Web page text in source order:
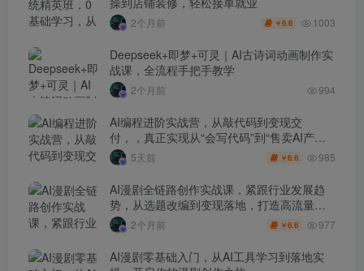
2个月前 ￥6.6 1003
Deepseek+即梦+可灵｜AI古诗词动画制作实
战课，全流程手把手教学
2个月前 994
AI编程进阶实战营，从敲代码到变现交
付，，真正实现从“会写代码”到“售卖AI产品
盈利”的跨越
5天前 ￥6.6 985
AI漫剧全链路创作实战课，紧跟行业发展趋
势，从选题改编到变现落地，打造高流量优
质作品2个月前 ￥6.6 977
AI漫剧零基础入门，从AI工具学习到落地实